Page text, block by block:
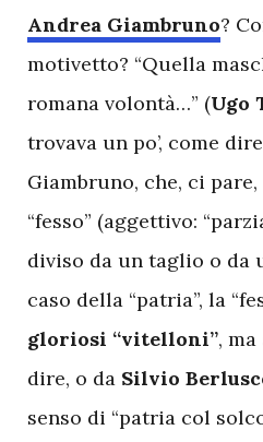
Andrea Giambruno?
motivetto? “Quella
romana volontà…” (Ugo
trovava un po’, come
Giambruno, che, ci
“fesso” (aggettivo:
diviso da un taglio o da
caso della “patria”, la
gloriosi “vitelloni”,
dire, o da Silvio
senso di “patria col